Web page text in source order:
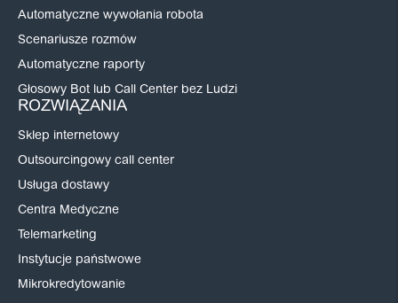
Automatyczne wywołania robota
Scenariusze rozmów
Automatyczne raporty
Głosowy Bot lub Call Center bez Ludzi
ROZWIĄZANIA
Sklep internetowy
Outsourcingowy call center
Usługa dostawy
Centra Medyczne
Telemarketing
Instytucje państwowe
Mikrokredytowanie